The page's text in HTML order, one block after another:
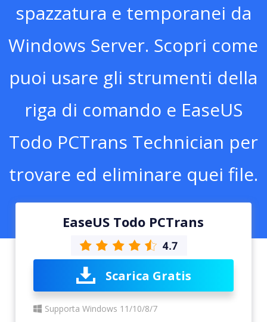
spazzatura e temporanei da
Windows Server. Scopri come
puoi usare gli strumenti della
riga di comando e EaseUS
Todo PCTrans Technician per
trovare ed eliminare quei file.
EaseUS Todo PCTrans
Scarica Gratis
Supporta Windows 11/10/8/7